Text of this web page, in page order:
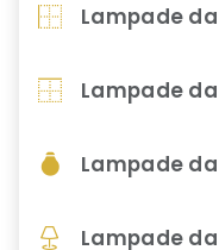
Lampade
Lampade
Lampade
Lampade